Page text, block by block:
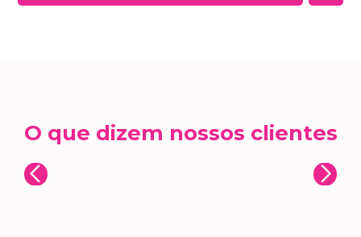
O que dizem nossos clientes